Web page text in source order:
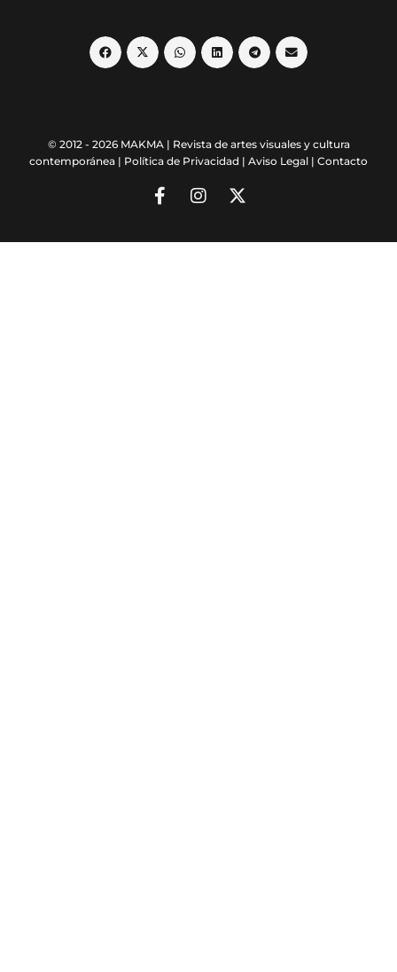
© 2012 - 2026 MAKMA | Revista de artes visuales y cultura
contemporánea | Política de Privacidad | Aviso Legal | Contacto